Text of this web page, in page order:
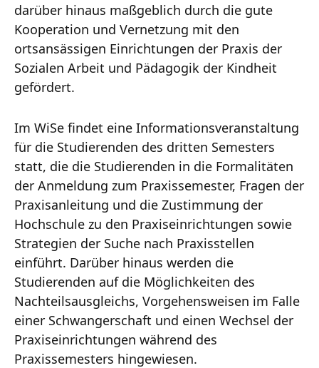
darüber hinaus maßgeblich durch die gute
Kooperation und Vernetzung mit den
ortsansässigen Einrichtungen der Praxis der
Sozialen Arbeit und Pädagogik der Kindheit
gefördert.
Im WiSe findet eine Informationsveranstaltung
für die Studierenden des dritten Semesters
statt, die die Studierenden in die Formalitäten
der Anmeldung zum Praxissemester, Fragen der
Praxisanleitung und die Zustimmung der
Hochschule zu den Praxiseinrichtungen sowie
Strategien der Suche nach Praxisstellen
einführt. Darüber hinaus werden die
Studierenden auf die Möglichkeiten des
Nachteilsausgleichs, Vorgehensweisen im Falle
einer Schwangerschaft und einen Wechsel der
Praxiseinrichtungen während des
Praxissemesters hingewiesen.